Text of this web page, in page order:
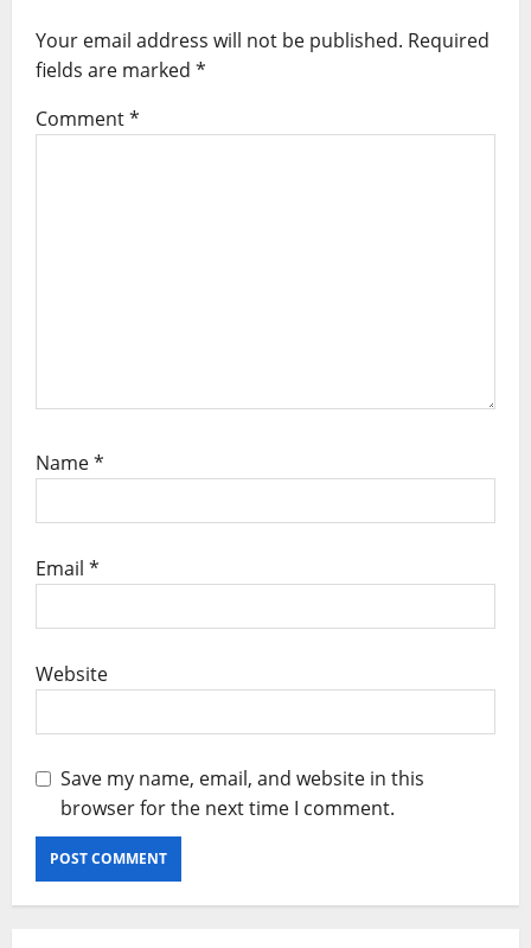
t
o
Your email address will not be published. Required
fields are marked *
Comment*
Name*
Email *
Website
Save my name, email, and website in this
browser for the next time I comment.